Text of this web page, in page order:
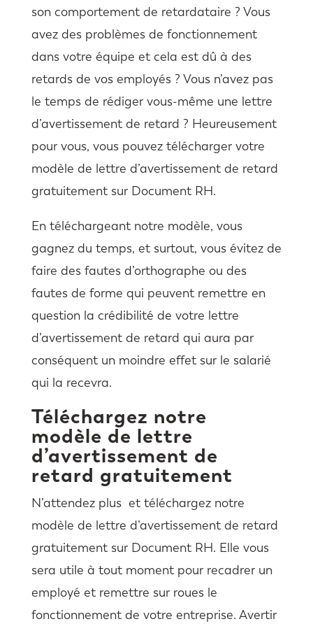
son comportement de retardataire ? Vous
avez des problèmes de fonctionnement
dans votre équipe et cela est dû à des
retards de vos employés ? Vous n’avez pas
le temps de rédiger vous-même une lettre
d’avertissement de retard ? Heureusement
pour vous, vous pouvez télécharger votre
modèle de lettre d’avertissement de retard
gratuitement sur Document RH.
En téléchargeant notre modèle, vous
gagnez du temps, et surtout, vous évitez de
faire des fautes d’orthographe ou des
fautes de forme qui peuvent remettre en
question la crédibilité de votre lettre
d’avertissement de retard qui aura par
conséquent un moindre effet sur le salarié
qui la recevra.
Téléchargez notre
modèle de lettre
d’avertissement de
retard gratuitement
N’attendez plus et téléchargez notre
modèle de lettre d’avertissement de retard
gratuitement sur Document RH. Elle vous
sera utile à tout moment pour recadrer un
employé et remettre sur roues le
fonctionnement de votre entreprise. Avertir